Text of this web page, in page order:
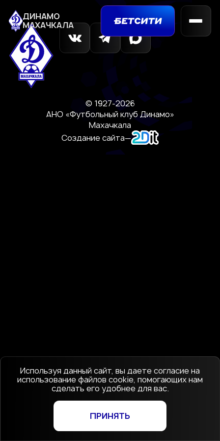
ДИНАМО
МАХАЧКАЛА
© 1927-2026
АНО «Футбольный клуб Динамо»
Махачкала
Создание сайта—
Используя данный сайт, вы даете согласие на
использование файлов cookie, помогающих нам
сделать его удобнее для вас.
ПРИНЯТЬ